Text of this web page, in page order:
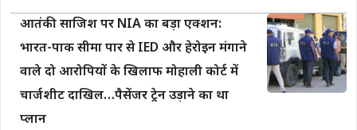
आतंकी साजिश पर NIA का बड़ा एक्शन:
भारत-पाक सीमा पार से IED और हेरोइन मंगाने
वाले दो आरोपियों के खिलाफ मोहाली कोर्ट में
चार्जशीट दाखिल…पैसेंजर ट्रेन उड़ाने का था
प्लान